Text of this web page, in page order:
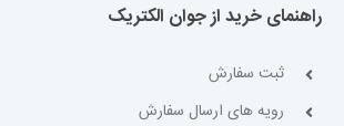
راهنمای خرید از جوان الکتریک
ثبت سفارش
رویه های ارسال سفارش